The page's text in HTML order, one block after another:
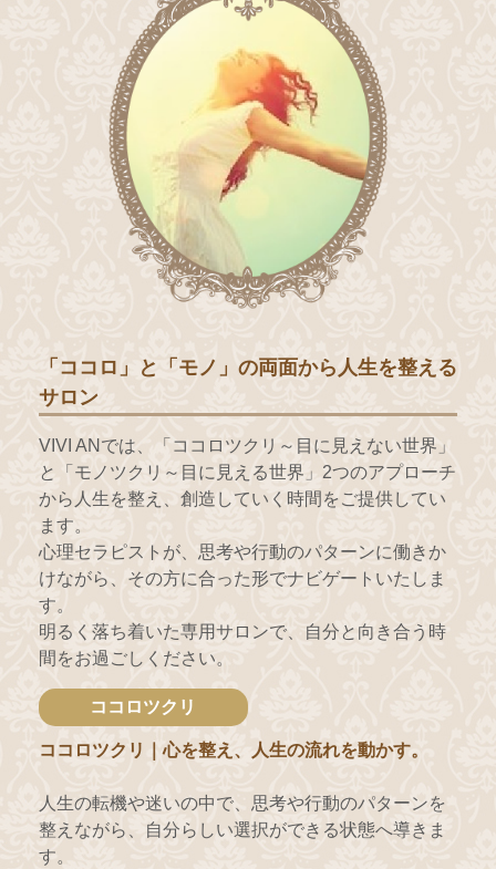
「ココロ」と「モノ」の両面から人生を整える
サロン
VIVI ANでは、「ココロツクリ～目に見えない世界」
と「モノツクリ～目に見える世界」2つのアプローチ
から人生を整え、創造していく時間をご提供してい
ます。
心理セラピストが、思考や行動のパターンに働きか
けながら、その方に合った形でナビゲートいたしま
す。
明るく落ち着いた専用サロンで、自分と向き合う時
間をお過ごしください。
ココロツクリ
ココロツクリ｜心を整え、人生の流れを動かす。
人生の転機や迷いの中で、思考や行動のパターンを
整えながら、自分らしい選択ができる状態へ導きま
す。